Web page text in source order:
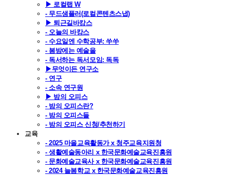
▶ 로컬랩 W
- 무드샘플러(로컬콘텐츠스냅)
▶ 퇴근길바캉스
- 오늘의 바캉스
- 수요일엔 수학공부: 쑤쑤
- 봄밤에는 예술을
- 독서하는 독서모임: 독독
▶무엇이든 연구소
- 연구
- 소속 연구원
▶ 밤의 오피스
- 밤의 오피스란?
- 밤의 오피스들
- 밤의 오피스 신청/추천하기
교육
- 2025 마을교육활동가 x 청주교육지원청
- 생활예술동아리 x 한국문화예술교육진흥원
- 문화예술교육사 x 한국문화예술교육진흥원
- 2024 늘봄학교 x 한국문화예술교육진흥원